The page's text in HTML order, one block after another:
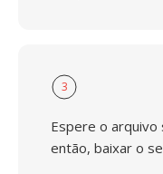
3
Espere o
então, baixar o